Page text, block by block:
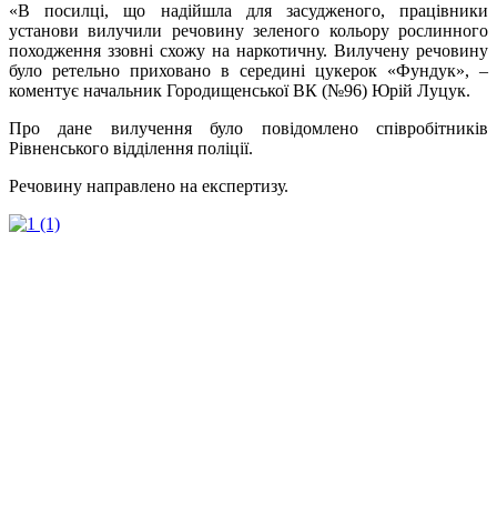
«В посилці, що надійшла для засудженого, працівники
установи вилучили речовину зеленого кольору рослинного
походження ззовні схожу на наркотичну. Вилучену речовину
було ретельно приховано в середині цукерок «Фундук», –
коментує начальник Городищенської ВК (№96) Юрій Луцук.
Про дане вилучення було повідомлено співробітників
Рівненського відділення поліції.
Речовину направлено на експертизу.